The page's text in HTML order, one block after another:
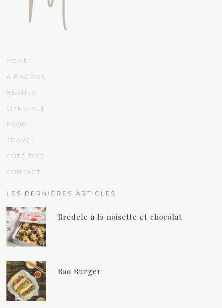
HOME
À PROPOS
BEAUTY
LIFESTYLE
FOOD
TRAVEL
COTÉ PRO
CONTACT
LES DERNIÈRES ARTICLES
Bredele à la noisette et chocolat
Bao Burger